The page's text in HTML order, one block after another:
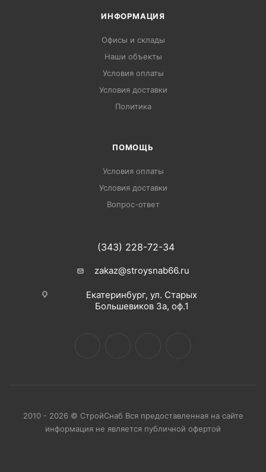
ИНФОРМАЦИЯ
Офисы и склады
Наши объекты
Условия оплаты
Условия доставки
Политика
ПОМОЩЬ
Условия оплаты
Условия доставки
Вопрос-ответ
(343) 228-72-34
zakaz@stroysnab66.ru
Екатеринбург, ул. Старых
Большевиков 3а, оф.1
2010 - 2026 © СтройСнаб Вся предоставленная на сайте
информация не является публичной офертой